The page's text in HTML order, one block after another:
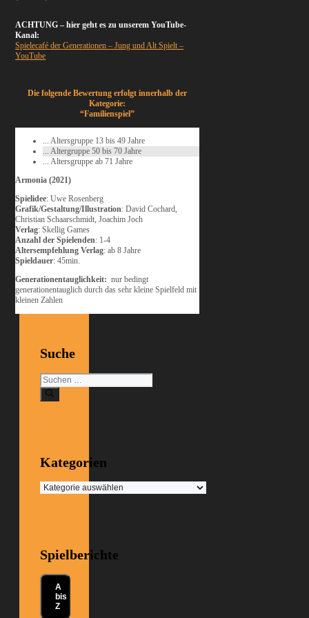
ACHTUNG – hier geht es zu unserem YouTube-
Kanal:
Spielecafé der Generationen – Jung und Alt Spielt –
YouTube
Die folgende Bewertung erfolgt innerhalb der
Kategorie:
“Familienspiel”
... Altersgruppe 13 bis 49 Jahre
... Altergruppe 50 bis 70 Jahre
... Altersgruppe ab 71 Jahre
Armonia (2021)
Spielidee: Uwe Rosenberg
Grafik/Gestaltung/Illustration: David Cochard,
Christian Schaarschmidt, Joachim Joch
Verlag: Skellig Games
Anzahl der Spielenden: 1-4
Altersempfehlung Verlag: ab 8 Jahre
Spieldauer: 45min.
Generationentauglichkeit:nur bedingt
generationentauglich durch das sehr kleine Spielfeld mit
kleinen Zahlen
Suche
Suchen
nach:
Kategorien
Kategorien
Spielberichte
A
bis
Z